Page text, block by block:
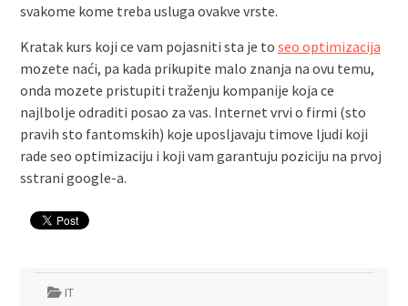
svakome kome treba usluga ovakve vrste.
Kratak kurs koji ce vam pojasniti sta je to seo optimizacija
mozete naći, pa kada prikupite malo znanja na ovu temu,
onda mozete pristupiti traženju kompanije koja ce
najlbolje odraditi posao za vas. Internet vrvi o firmi (sto
pravih sto fantomskih) koje uposljavaju timove ljudi koji
rade seo optimizaciju i koji vam garantuju poziciju na prvoj
sstrani google-a.
IT